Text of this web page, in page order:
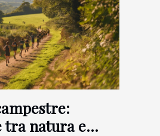
tra natura e